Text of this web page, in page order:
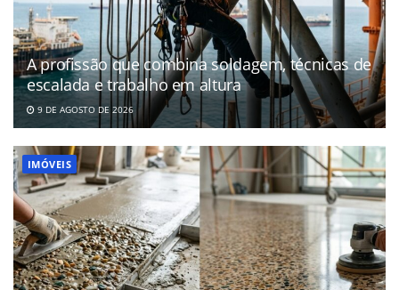
A profissão que combina soldagem, técnicas de
escalada e trabalho em altura
9 DE AGOSTO DE 2026
IMÓVEIS